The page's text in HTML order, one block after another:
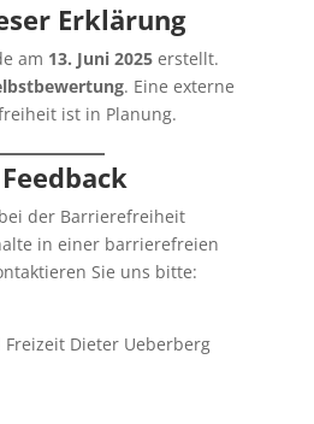
Erklärung
am 13. Juni 2025erstellt.
. Eine externe
ist in Planung.
der Barrierefreiheit
in einer barrierefreien
Sie uns bitte:
Dieter Ueberberg